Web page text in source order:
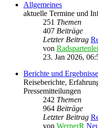
Allgemeines
aktuelle Termine und
251 Themen
407 Beiträge
Letzter Beitrag
von
23. Jan 2026,
Berichte und Ergebnisse
Reiseberichte,
Pressemitteilungen
242 Themen
964 Beiträge
Letzter Beitrag
von WernerR